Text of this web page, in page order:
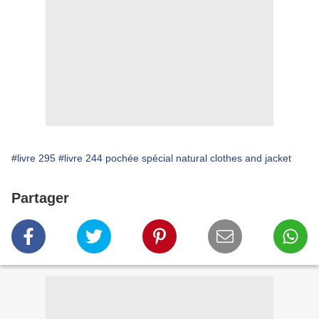
#livre 295 #livre 244 pochée spécial natural clothes and jacket
Partager